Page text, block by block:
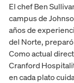
El chef Ben
campus de
años de
del Norte,
Como actual
Cranford
en cada plato